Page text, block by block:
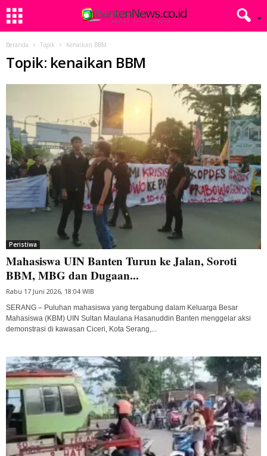
Beranda Topik Kenaikan BBM
Topik: kenaikan BBM
Peristiwa
Mahasiswa UIN Banten Turun ke Jalan, Soroti
BBM, MBG dan Dugaan...
Rabu 17 Juni 2026, 18:04 WIB
SERANG – Puluhan mahasiswa yang tergabung dalam Keluarga Besar
Mahasiswa (KBM) UIN Sultan Maulana Hasanuddin Banten menggelar aksi
demonstrasi di kawasan Ciceri, Kota Serang,...